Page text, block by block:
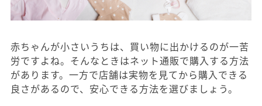
赤ちゃんが小さいうちは、買い物に出かけるのが一苦
労ですよね。そんなときはネット通販で購入する方法
があります。一方で店舗は実物を見てから購入できる
良さがあるので、安心できる方法を選びましょう。